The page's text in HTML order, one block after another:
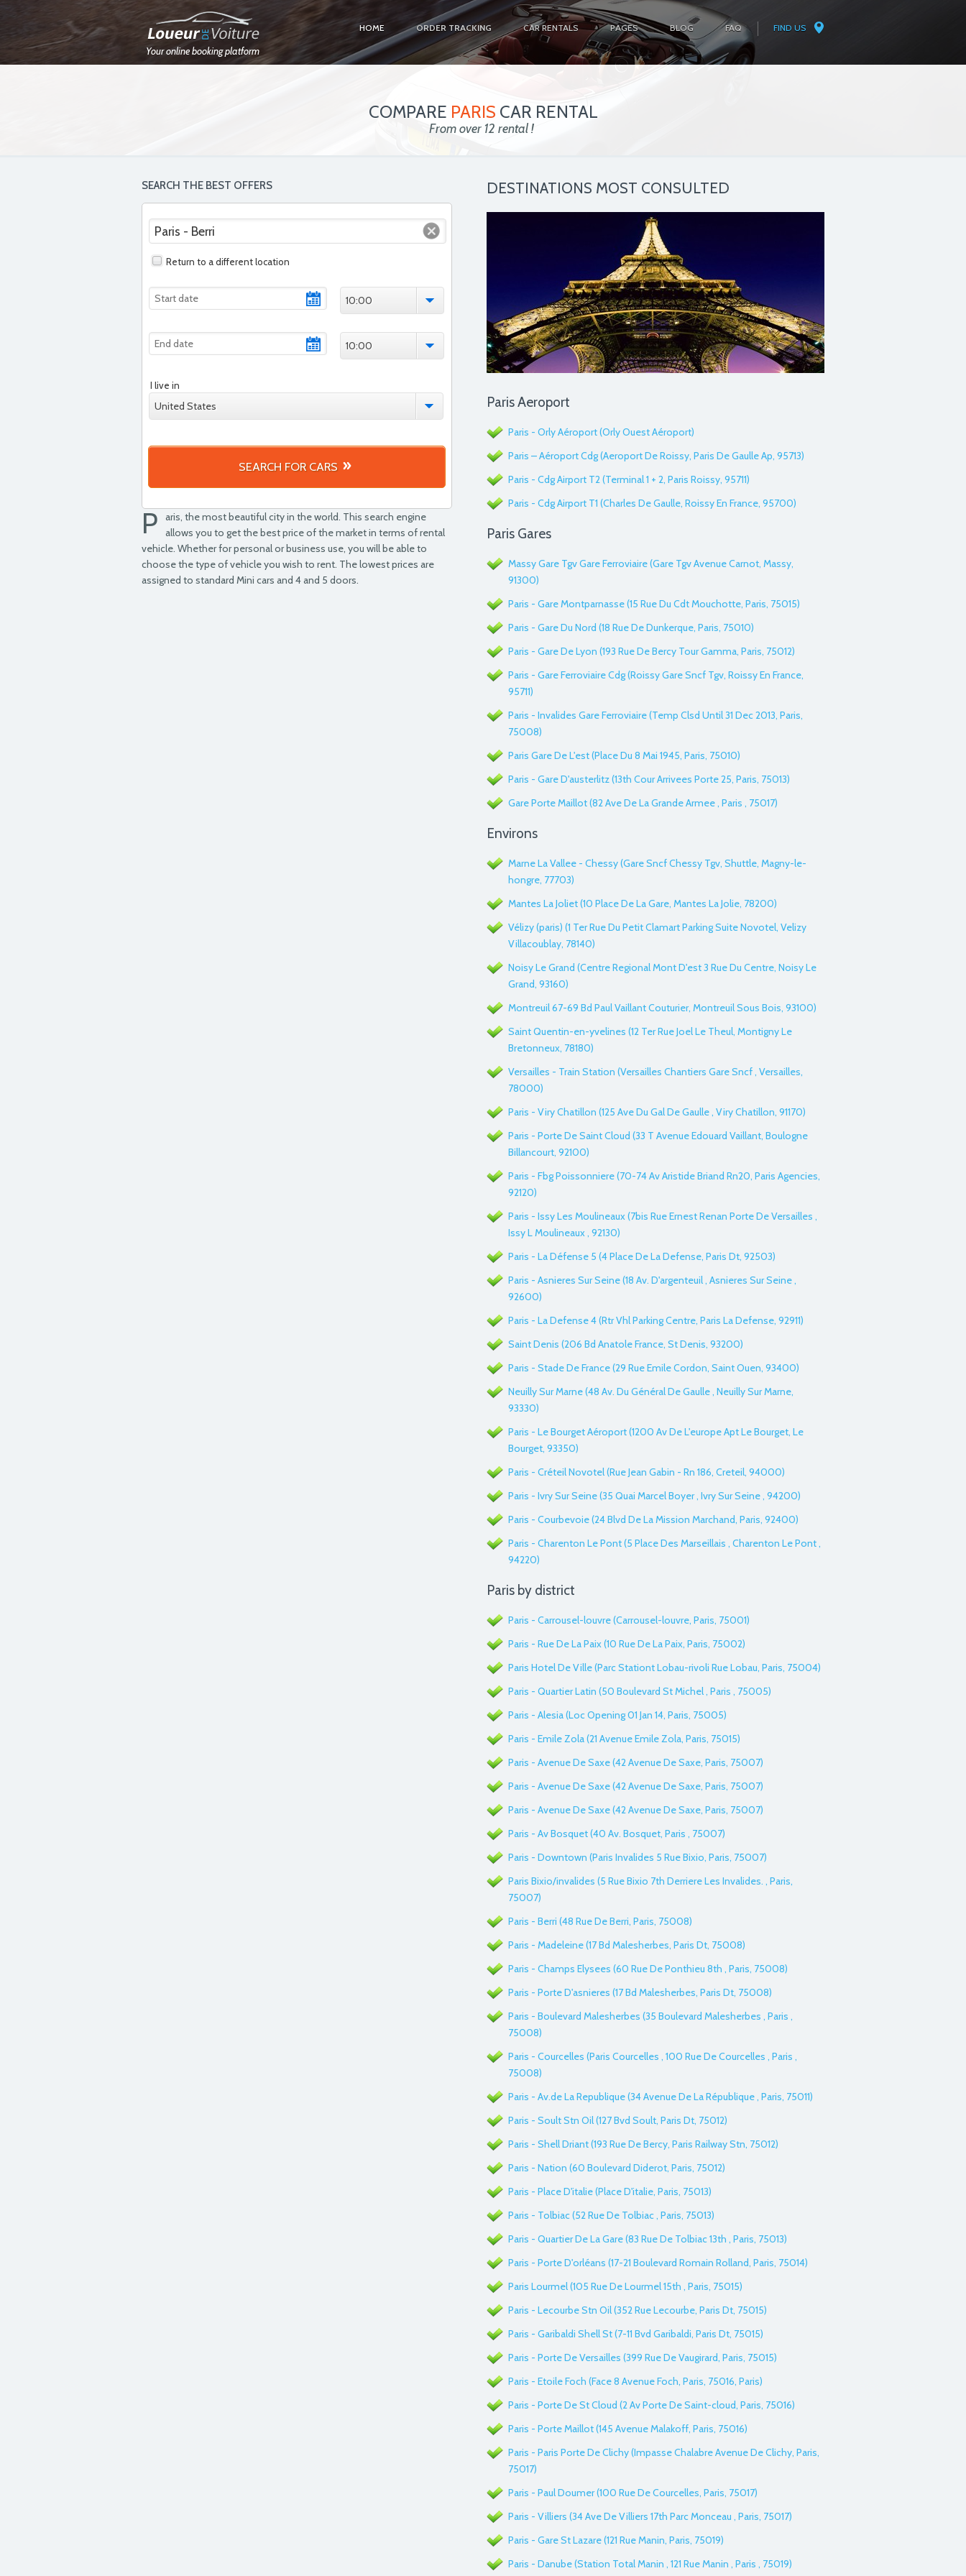
HOME ORDER TRACKING CAR RENTALS PAGES BLOG FAQ FIND US
Your online booking platform
COMPARE PARIS CAR RENTAL
From over 12 rental !
SEARCH THE BEST OFFERS
Return to a different location
10:00
10:00
I live in
United States
SEARCH FOR CARS
P
aris, the most beautiful city in the world. This search engine
allows you to get the best price of the market in terms of rental
vehicle. Whether for personal or business use, you will be able to
choose the type of vehicle you wish to rent. The lowest prices are
assigned to standard Mini cars and 4 and 5 doors.
DESTINATIONS MOST CONSULTED
Paris Aeroport
Paris - Orly Aéroport (Orly Ouest Aéroport)
Paris – Aéroport Cdg (Aeroport De Roissy, Paris De Gaulle Ap, 95713)
Paris - Cdg Airport T2 (Terminal 1 + 2, Paris Roissy, 95711)
Paris - Cdg Airport T1 (Charles De Gaulle, Roissy En France, 95700)
Paris Gares
Massy Gare Tgv Gare Ferroviaire (Gare Tgv Avenue Carnot, Massy,
91300)
Paris - Gare Montparnasse (15 Rue Du Cdt Mouchotte, Paris, 75015)
Paris - Gare Du Nord (18 Rue De Dunkerque, Paris, 75010)
Paris - Gare De Lyon (193 Rue De Bercy Tour Gamma, Paris, 75012)
Paris - Gare Ferroviaire Cdg (Roissy Gare Sncf Tgv, Roissy En France,
95711)
Paris - Invalides Gare Ferroviaire (Temp Clsd Until 31 Dec 2013, Paris,
75008)
Paris Gare De L'est (Place Du 8 Mai 1945, Paris, 75010)
Paris - Gare D'austerlitz (13th Cour Arrivees Porte 25, Paris, 75013)
Gare Porte Maillot (82 Ave De La Grande Armee , Paris , 75017)
Environs
Marne La Vallee - Chessy (Gare Sncf Chessy Tgv, Shuttle, Magny-le-
hongre, 77703)
Mantes La Joliet (10 Place De La Gare, Mantes La Jolie, 78200)
Vélizy (paris) (1 Ter Rue Du Petit Clamart Parking Suite Novotel, Velizy
Villacoublay, 78140)
Noisy Le Grand (Centre Regional Mont D'est 3 Rue Du Centre, Noisy Le
Grand, 93160)
Montreuil 67-69 Bd Paul Vaillant Couturier, Montreuil Sous Bois, 93100)
Saint Quentin-en-yvelines (12 Ter Rue Joel Le Theul, Montigny Le
Bretonneux, 78180)
Versailles - Train Station (Versailles Chantiers Gare Sncf , Versailles,
78000)
Paris - Viry Chatillon (125 Ave Du Gal De Gaulle , Viry Chatillon, 91170)
Paris - Porte De Saint Cloud (33 T Avenue Edouard Vaillant, Boulogne
Billancourt, 92100)
Paris - Fbg Poissonniere (70-74 Av Aristide Briand Rn20, Paris Agencies,
92120)
Paris - Issy Les Moulineaux (7bis Rue Ernest Renan Porte De Versailles ,
Issy L Moulineaux , 92130)
Paris - La Défense 5 (4 Place De La Defense, Paris Dt, 92503)
Paris - Asnieres Sur Seine (18 Av. D'argenteuil , Asnieres Sur Seine ,
92600)
Paris - La Defense 4 (Rtr Vhl Parking Centre, Paris La Defense, 92911)
Saint Denis (206 Bd Anatole France, St Denis, 93200)
Paris - Stade De France (29 Rue Emile Cordon, Saint Ouen, 93400)
Neuilly Sur Marne (48 Av. Du Général De Gaulle , Neuilly Sur Marne,
93330)
Paris - Le Bourget Aéroport (1200 Av De L'europe Apt Le Bourget, Le
Bourget, 93350)
Paris - Créteil Novotel (Rue Jean Gabin - Rn 186, Creteil, 94000)
Paris - Ivry Sur Seine (35 Quai Marcel Boyer , Ivry Sur Seine , 94200)
Paris - Courbevoie (24 Blvd De La Mission Marchand, Paris, 92400)
Paris - Charenton Le Pont (5 Place Des Marseillais , Charenton Le Pont ,
94220)
Paris by district
Paris - Carrousel-louvre (Carrousel-louvre, Paris, 75001)
Paris - Rue De La Paix (10 Rue De La Paix, Paris, 75002)
Paris Hotel De Ville (Parc Stationt Lobau-rivoli Rue Lobau, Paris, 75004)
Paris - Quartier Latin (50 Boulevard St Michel , Paris , 75005)
Paris - Alesia (Loc Opening 01 Jan 14, Paris, 75005)
Paris - Emile Zola (21 Avenue Emile Zola, Paris, 75015)
Paris - Avenue De Saxe (42 Avenue De Saxe, Paris, 75007)
Paris - Avenue De Saxe (42 Avenue De Saxe, Paris, 75007)
Paris - Avenue De Saxe (42 Avenue De Saxe, Paris, 75007)
Paris - Av Bosquet (40 Av. Bosquet, Paris , 75007)
Paris - Downtown (Paris Invalides 5 Rue Bixio, Paris, 75007)
Paris Bixio/invalides (5 Rue Bixio 7th Derriere Les Invalides. , Paris,
75007)
Paris - Berri (48 Rue De Berri, Paris, 75008)
Paris - Madeleine (17 Bd Malesherbes, Paris Dt, 75008)
Paris - Champs Elysees (60 Rue De Ponthieu 8th , Paris, 75008)
Paris - Porte D'asnieres (17 Bd Malesherbes, Paris Dt, 75008)
Paris - Boulevard Malesherbes (35 Boulevard Malesherbes , Paris ,
75008)
Paris - Courcelles (Paris Courcelles , 100 Rue De Courcelles , Paris ,
75008)
Paris - Av.de La Republique (34 Avenue De La République , Paris, 75011)
Paris - Soult Stn Oil (127 Bvd Soult, Paris Dt, 75012)
Paris - Shell Driant (193 Rue De Bercy, Paris Railway Stn, 75012)
Paris - Nation (60 Boulevard Diderot, Paris, 75012)
Paris - Place D'italie (Place D'italie, Paris, 75013)
Paris - Tolbiac (52 Rue De Tolbiac , Paris, 75013)
Paris - Quartier De La Gare (83 Rue De Tolbiac 13th , Paris, 75013)
Paris - Porte D'orléans (17-21 Boulevard Romain Rolland, Paris, 75014)
Paris Lourmel (105 Rue De Lourmel 15th , Paris, 75015)
Paris - Lecourbe Stn Oil (352 Rue Lecourbe, Paris Dt, 75015)
Paris - Garibaldi Shell St (7-11 Bvd Garibaldi, Paris Dt, 75015)
Paris - Porte De Versailles (399 Rue De Vaugirard, Paris, 75015)
Paris - Etoile Foch (Face 8 Avenue Foch, Paris, 75016, Paris)
Paris - Porte De St Cloud (2 Av Porte De Saint-cloud, Paris, 75016)
Paris - Porte Maillot (145 Avenue Malakoff, Paris, 75016)
Paris - Paris Porte De Clichy (Impasse Chalabre Avenue De Clichy, Paris,
75017)
Paris - Paul Doumer (100 Rue De Courcelles, Paris, 75017)
Paris - Villiers (34 Ave De Villiers 17th Parc Monceau , Paris, 75017)
Paris - Gare St Lazare (121 Rue Manin, Paris, 75019)
Paris - Danube (Station Total Manin , 121 Rue Manin , Paris , 75019)